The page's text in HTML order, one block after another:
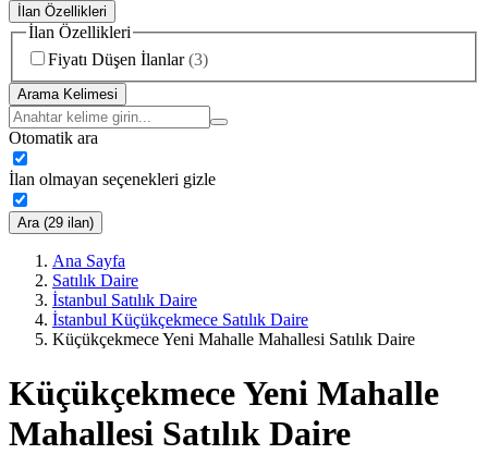
İlan Özellikleri
İlan Özellikleri
Fiyatı Düşen İlanlar (3)
Arama Kelimesi
Otomatik ara
İlan olmayan seçenekleri gizle
Ara (29 ilan)
Ana Sayfa
Satılık Daire
İstanbul Satılık Daire
İstanbul Küçükçekmece Satılık Daire
Küçükçekmece Yeni Mahalle Mahallesi Satılık Daire
Küçükçekmece Yeni Mahalle
Mahallesi Satılık Daire